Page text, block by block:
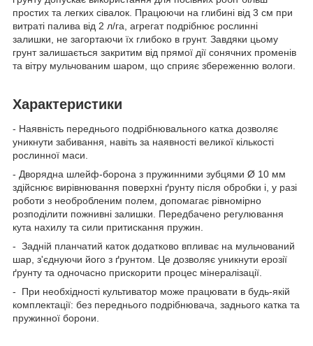
простих та легких сівалок. Працюючи на глибині від 3 см при
витраті палива від 2 л/га, агрегат подрібнює рослинні
залишки, не загортаючи їх глибоко в грунт. Завдяки цьому
грунт залишається закритим від прямої дії сонячних променів
та вітру мульчованим шаром, що сприяє збереженню вологи.
Характеристики
- Наявність переднього подрібнювального катка дозволяє
уникнути забивання, навіть за наявності великої кількості
рослинної маси.
- Дворядна шлейф-борона з пружинними зубцями Ø 10 мм
здійснює вирівнювання поверхні ґрунту після обробки і, у разі
роботи з необробленим полем, допомагає рівномірно
розподілити пожнивні залишки. Передбачено регулювання
кута нахилу та сили притискання пружин.
- Задній планчатий каток додатково впливає на мульчований
шар, з'єднуючи його з ґрунтом. Це дозволяє уникнути ерозії
ґрунту та одночасно прискорити процес мінералізації.
- При необхідності культиватор може працювати в будь-якій
комплектації: без переднього подрібнювача, заднього катка та
пружинної борони.